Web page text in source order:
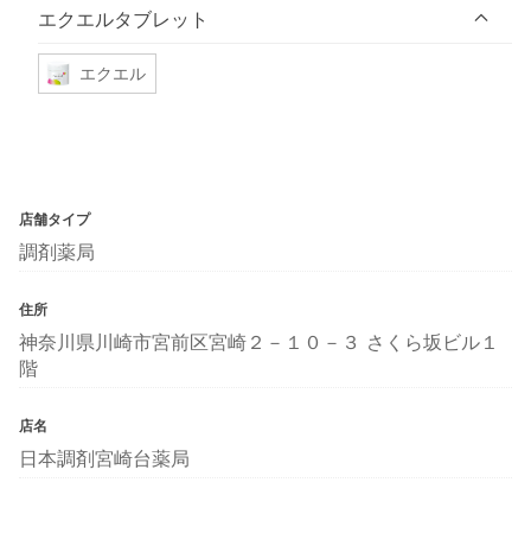
エクエルタブレット
エクエル
店舗タイプ
調剤薬局
住所
神奈川県川崎市宮前区宮崎２－１０－３ さくら坂ビル１
階
店名
日本調剤宮崎台薬局